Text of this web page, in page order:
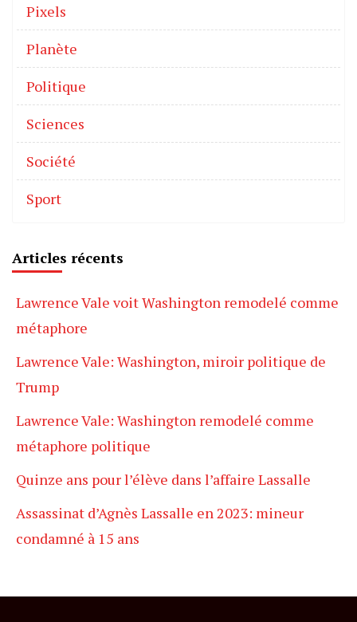
Pixels
Planète
Politique
Sciences
Société
Sport
Articles récents
Lawrence Vale voit Washington remodelé comme
métaphore
Lawrence Vale: Washington, miroir politique de
Trump
Lawrence Vale: Washington remodelé comme
métaphore politique
Quinze ans pour l’élève dans l’affaire Lassalle
Assassinat d’Agnès Lassalle en 2023: mineur
condamné à 15 ans